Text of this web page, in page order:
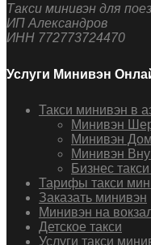
Такси минивэн для
ИП Александров
ИНН 772773724470
Услуги Минивэн
Такси минивэн в
Минивэн
Минивэн
Минивэн
Бизнес
Тарифы такси
Заказать минивэн
Минивэн на
Детское такси
Услуги такси